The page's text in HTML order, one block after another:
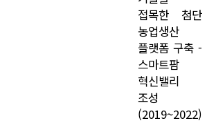
접목한 첨단
농업생산
플랫폼 구축 -
스마트팜
혁신밸리
조성
(2019~2022)